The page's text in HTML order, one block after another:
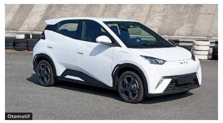
Otomotif